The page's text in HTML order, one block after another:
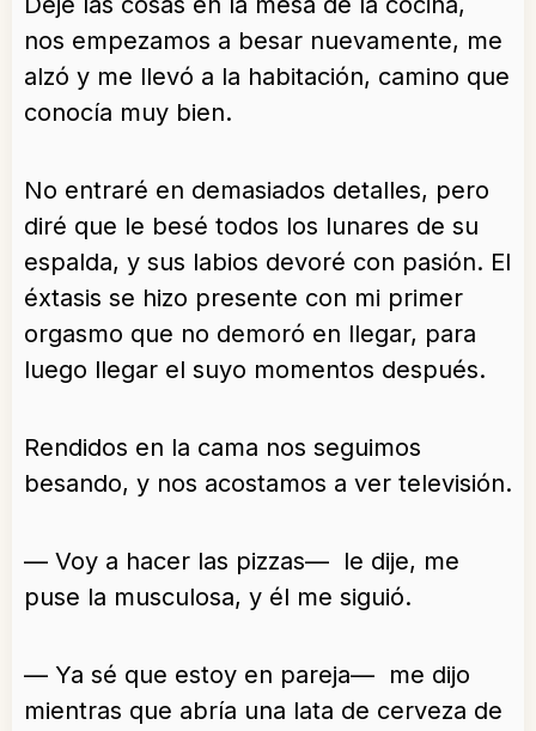
nos empezamos a besar nuevamente, me
alzó y me llevó a la habitación, camino que
conocía muy bien.
No entraré en demasiados detalles, pero
diré que le besé todos los lunares de su
espalda, y sus labios devoré con pasión. El
éxtasis se hizo presente con mi primer
orgasmo que no demoró en llegar, para
luego llegar el suyo momentos después.
Rendidos en la cama nos seguimos
besando, y nos acostamos a ver televisión.
— Voy a hacer las pizzas— le dije, me
puse la musculosa, y él me siguió.
— Ya sé que estoy en pareja— me dijo
mientras que abría una lata de cerveza de